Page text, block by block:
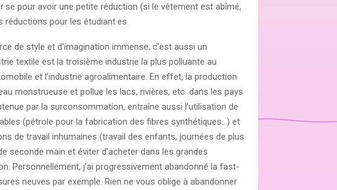
pour avoir une petite réduction (si le vêtement est abîmé,
pour les étudiant·es.
de style et d’imagination immense, c’est aussi un
textile est la troisième industrie la plus polluante au
et l’industrie agroalimentaire. En effet, la production
monstrueuse et pollue les lacs, rivières, etc. dans les pays
par la surconsommation, entraîne aussi l’utilisation de
(pétrole pour la fabrication des fibres synthétiques…) et
de travail inhumaines (travail des enfants, journées de plus
seconde main et éviter d’acheter dans les grandes
Personnellement, j’ai progressivement abandonné la fast-
neuves par exemple. Rien ne vous oblige à abandonner